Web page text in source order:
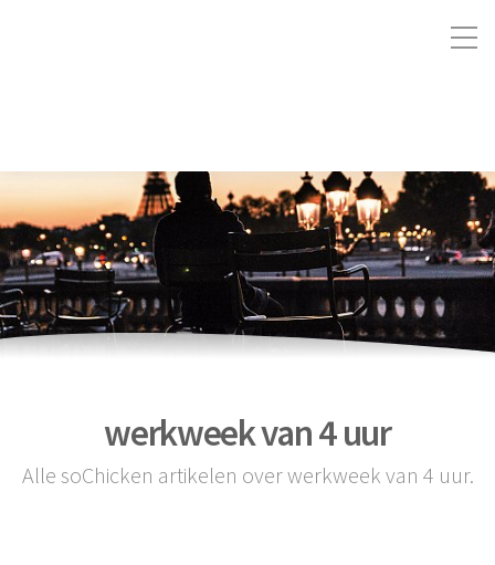
werkweek van 4 uur
Alle soChicken artikelen over werkweek van 4 uur.